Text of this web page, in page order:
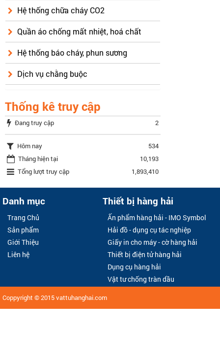
Hệ thống chữa cháy CO2
Quần áo chống mất nhiệt, hoá chất
Hệ thống báo cháy, phun sương
Dịch vụ chằng buộc
Thống kê truy cập
Đang truy cập 2
Hôm nay
534
Tháng hiện tại
10,193
Tổng lượt truy cập
1,893,410
Danh mục
Trang Chủ
Sản phẩm
Giới Thiệu
Liên hệ
Thiết bị hàng hải
Ấn phẩm hàng hải - IMO Symbol
Hải đồ - dụng cụ tác nghiệp
Giấy in cho máy - cờ hàng hải
Thiết bị điện tử hàng hải
Dụng cụ hàng hải
Vật tư chống tràn dầu
Coppyright © 2015vattuhanghai.com